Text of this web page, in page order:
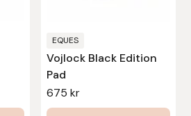
EQUES
Vojlock Black Edition
Pad
675 kr